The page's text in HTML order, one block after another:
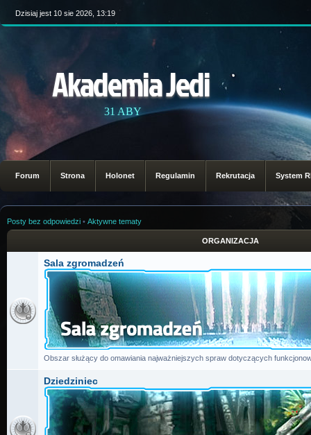
Dzisiaj jest 10 sie 2026, 13:19
Akademia Jedi
31 ABY
Forum Strona Holonet Regulamin Rekrutacja System
Posty bez odpowiedzi • Aktywne tematy
ORGANIZACJA
Sala zgromadzeń
Obszar służący do omawiania najważniejszych spraw dotyczących
Dziedziniec